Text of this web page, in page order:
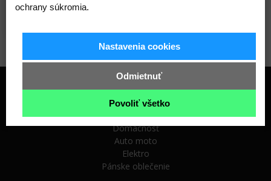
Top kategórie
Domácnosť
Auto moto
Elektro
Pánske oblečenie
ochrany súkromia.
Nastavenia cookies
Odmietnuť
Povoliť všetko